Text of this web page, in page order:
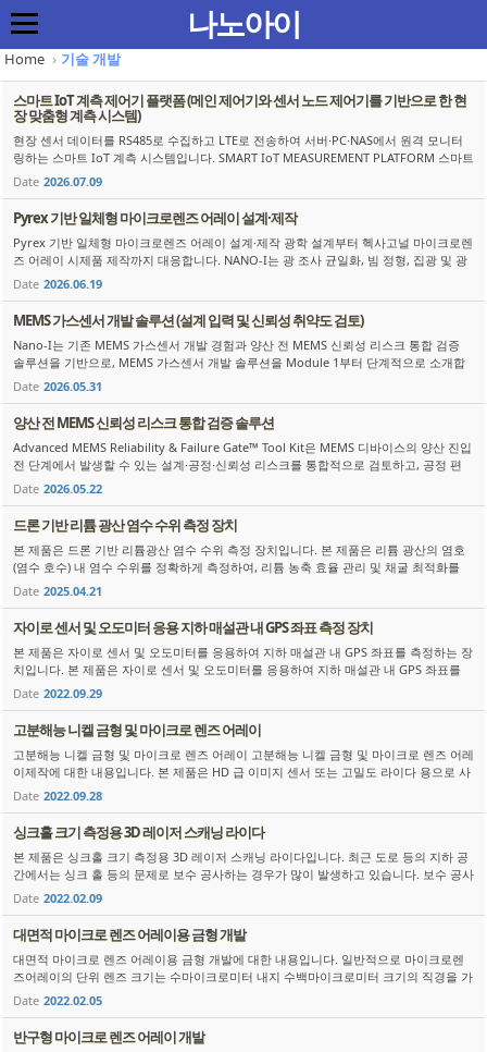
Home › 기술 개발
스마트 IoT 계측 제어기 플랫폼 (메인 제어기와 센서 노드 제어기를 기반으로 한 현
장 맞춤형 계측 시스템)
현장 센서 데이터를 RS485로 수집하고 LTE로 전송하여 서버·PC·NAS에서 원격 모니터
링하는 스마트 IoT 계측 시스템입니다. SMART IoT MEASUREMENT PLATFORM 스마트
IoT 계측 제어기 플랫폼 메인 제어기와 센서 노드 제어기를 기...
Date 2026.07.09
Pyrex 기반 일체형 마이크로렌즈 어레이 설계·제작
Pyrex 기반 일체형 마이크로렌즈 어레이 설계·제작 광학 설계부터 헥사고널 마이크로렌
즈 어레이 시제품 제작까지 대응합니다. NANO-I는 광 조사 균일화, 빔 정형, 집광 및 광
분포 제어가 필요한 응용 분야를 대상으로 Pyrex 기반 일체...
Date 2026.06.19
MEMS 가스센서 개발 솔루션 (설계 입력 및 신뢰성 취약도 검토)
Nano-I는 기존 MEMS 가스센서 개발 경험과 양산 전 MEMS 신뢰성 리스크 통합 검증
솔루션을 기반으로, MEMS 가스센서 개발 솔루션을 Module 1부터 단계적으로 소개합
니다. 본 자료는 그 첫 번째 내용으로, 가스센서 구조의 설계 입력값을 정리하고 mem
Date 2026.05.31
양산 전 MEMS 신뢰성 리스크 통합 검증 솔루션
Advanced MEMS Reliability & Failure Gate™ Tool Kit은 MEMS 디바이스의 양산 진입
전 단계에서 발생할 수 있는 설계·공정·신뢰성 리스크를 통합적으로 검토하고, 공정 편
차, 잔류응력, 열·패키징 응력, Failure Mode 발생 가능성을 사전에 분석하...
Date 2026.05.22
드론 기반 리튬 광산 염수 수위 측정 장치
본 제품은 드론 기반 리튬광산 염수 수위 측정 장치입니다. 본 제품은 리튬 광산의 염호
(염수 호수) 내 염수 수위를 정확하게 측정하여, 리튬 농축 효율 관리 및 채굴 최적화를
실현하기 위한 드론 기반 리튬광산 염수 수위 측정 장치입니다. ...
Date 2025.04.21
자이로 센서 및 오도미터 응용 지하 매설관 내 GPS 좌표 측정 장치
본 제품은 자이로 센서 및 오도미터를 응용하여 지하 매설관 내 GPS 좌표를 측정하는 장
치입니다. 본 제품은 자이로 센서 및 오도미터를 응용하여 지하 매설관 내 GPS 좌표를
측정하는 장치입니다. ( 고객 : 강산 기술) 매설관 입구에서 GPS ...
Date 2022.09.29
고분해능 니켈 금형 및 마이크로 렌즈 어레이
고분해능 니켈 금형 및 마이크로 렌즈 어레이 고분해능 니켈 금형 및 마이크로 렌즈 어레
이제작에 대한 내용입니다. 본 제품은 HD 급 이미지 센서 또는 고밀도 라이다 용으로 사
용되어지는 마이크로 렌즈 어레이 용 니켈 금형 및 마이...
Date 2022.09.28
싱크홀 크기 측정용 3D 레이저 스캐닝 라이다
본 제품은 싱크홀 크기 측정용 3D 레이저 스캐닝 라이다입니다. 최근 도로 등의 지하 공
간에서는 싱크 홀 등의 문제로 보수 공사하는 경우가 많이 발생하고 있습니다. 보수 공사
하기 위하여서는 시추홀의 크기가 외경 50 mm 이내로 한정되어 있...
Date 2022.02.09
대면적 마이크로 렌즈 어레이용 금형 개발
대면적 마이크로 렌즈 어레이용 금형 개발에 대한 내용입니다. 일반적으로 마이크로렌
즈어레이의 단위 렌즈 크기는 수마이크로미터 내지 수백마이크로미터 크기의 직경을 가
지나, 당사가 개발한 대면적 마이크로렌즈 어레이용 금형은 렌즈의 크기가 ...
Date 2022.02.05
반구형 마이크로 렌즈 어레이 개발
나노아이